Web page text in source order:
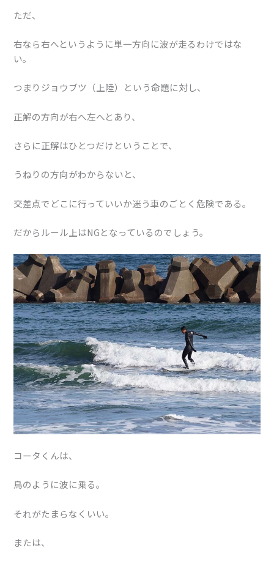
ただ、
右なら右へというように単一方向に波が走るわけではな
い。
つまりジョウブツ（上陸）という命題に対し、
正解の方向が右へ左へとあり、
さらに正解はひとつだけということで、
うねりの方向がわからないと、
交差点でどこに行っていいか迷う車のごとく危険である。
だからルール上はNGとなっているのでしょう。
コータくんは、
鳥のように波に乗る。
それがたまらなくいい。
または、